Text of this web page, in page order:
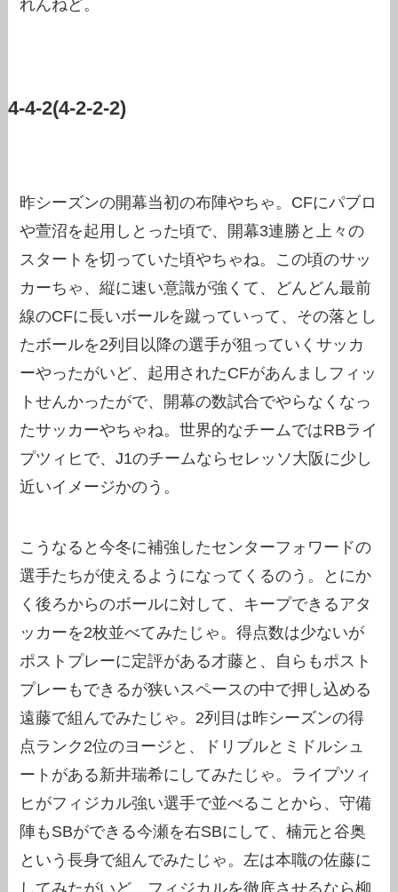
れんねど。
4-4-2(4-2-2-2)
昨シーズンの開幕当初の布陣やちゃ。CFにパブロ
や萱沼を起用しとった頃で、開幕3連勝と上々の
スタートを切っていた頃やちゃね。この頃のサッ
カーちゃ、縦に速い意識が強くて、どんどん最前
線のCFに長いボールを蹴っていって、その落とし
たボールを2列目以降の選手が狙っていくサッカ
ーやったがいど、起用されたCFがあんましフィッ
トせんかったがで、開幕の数試合でやらなくなっ
たサッカーやちゃね。世界的なチームではRBライ
プツィヒで、J1のチームならセレッソ大阪に少し
近いイメージかのう。
こうなると今冬に補強したセンターフォワードの
選手たちが使えるようになってくるのう。とにか
く後ろからのボールに対して、キープできるアタ
ッカーを2枚並べてみたじゃ。得点数は少ないが
ポストプレーに定評がある才藤と、自らもポスト
プレーもできるが狭いスペースの中で押し込める
遠藤で組んでみたじゃ。2列目は昨シーズンの得
点ランク2位のヨージと、ドリブルとミドルシュ
ートがある新井瑞希にしてみたじゃ。ライプツィ
ヒがフィジカル強い選手で並べることから、守備
陣もSBができる今瀬を右SBにして、楠元と谷奥
という長身で組んでみたじゃ。左は本職の佐藤に
してみたがいど、フィジカルを徹底させるなら柳